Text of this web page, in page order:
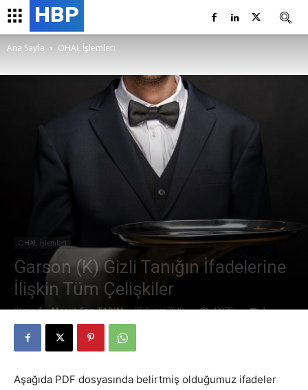
HBP
Ana Sayfa OHAL İşlemleri
OHAL İşlemleri
Garson (K) Gizli Tanığın İfadelerine
İlişkin Tüm Çelişkiler
Yazar Av. Mesut Can TARIM - 25 Şubat 2019 43978 1
Aşağıda PDF dosyasında belirtmiş olduğumuz ifadeler